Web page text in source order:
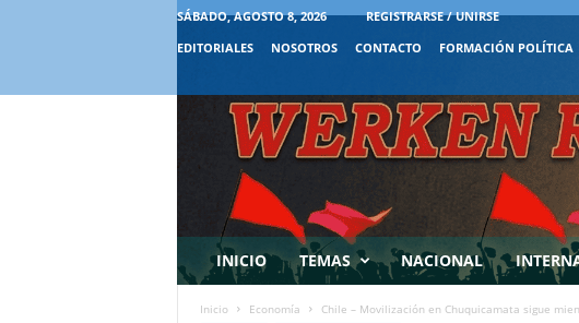
SÁBADO, AGOSTO 8, 2026
REGISTRARSE / UNIRSE
EDITORIALES
NOSOTROS CONTACTO FORMACIÓN POLÍTICA
INICIO TEMAS NACIONAL
Inicio Economía Chile – Movilización en Chuquicamata sigue